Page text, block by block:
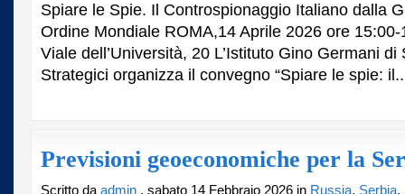
le
spie…
Spiare le Spie. Il Controspionaggio Italiano dalla
Ordine Mondiale ROMA,14 Aprile 2026 ore 15:00-
Viale dell’Università, 20 L’Istituto Gino Germani
Strategici organizza il convegno “Spiare le spie:
Previsioni geoeconomiche per la
Scritto da admin , sabato 14 Febbraio 2026 in Russia, Serbia,